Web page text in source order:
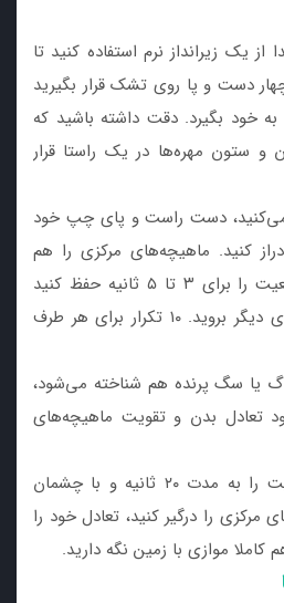
از یک زیرانداز نرم استفاده کنید تا
چهار دست و پا روی تشک قرار بگیرید
خود بگیرد. دقت داشته باشید که
ستون مهره‌ها در یک راستا قرار
می‌کنید، دست راست و پای چپ خود
دراز کنید. ماهیچه‌های مرکزی را هم
محکم نگه دارید. این وضعیت را برای ۳ تا ۵ ثانیه حفظ کنید
سپس به سراغ دست و پای دیگر بروید. ۱۰ تکرار برای هر طرف
یا سگ پرنده هم شناخته می‌شود،
تعادل بدن و تقویت ماهیچه‌های
سطح پیشرفته: این وضعیت را به مدت ۲۰ ثانیه و با چشمان
را درگیر کنید، تعادل خود را
موازی با زمین نگه دارید.